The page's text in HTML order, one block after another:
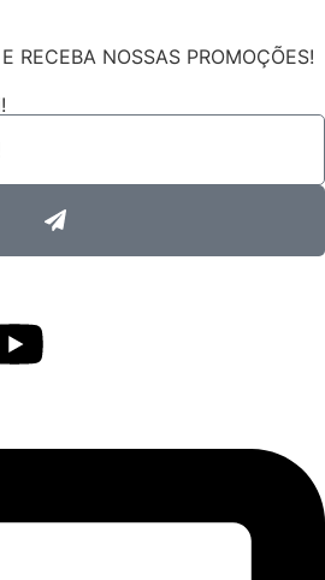
RECEBA NOSSAS PROMOÇÕES!